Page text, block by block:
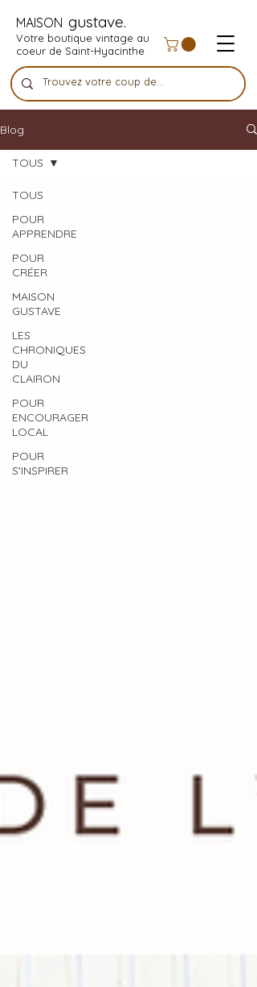
MAISON gustave.
Votre boutique vintage au
coeur de Saint-Hyacinthe
Blog
TOUS
POUR
APPRENDRE
POUR
CRÉER
MAISON
GUSTAVE
LES
CHRONIQUES
DU
CLAIRON
POUR
ENCOURAGER
LOCAL
POUR
S'INSPIRER
TOUS